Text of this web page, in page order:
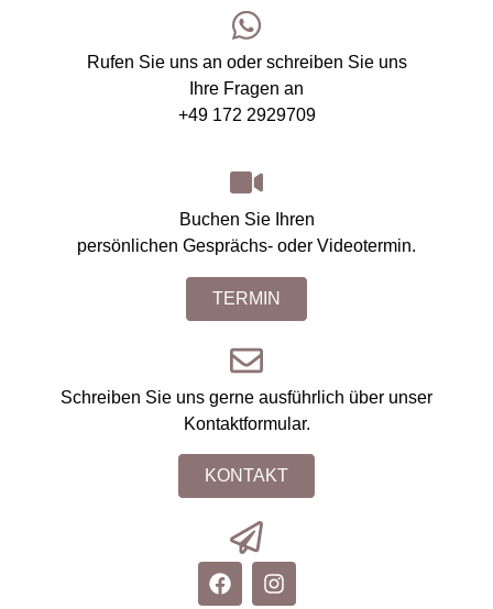
Rufen Sie uns an oder schreiben Sie uns
Ihre Fragen an
+49 172 2929709
Buchen Sie Ihren
persönlichen Gesprächs- oder Videotermin.
TERMIN
Schreiben Sie uns gerne ausführlich über unser
Kontaktformular.
KONTAKT